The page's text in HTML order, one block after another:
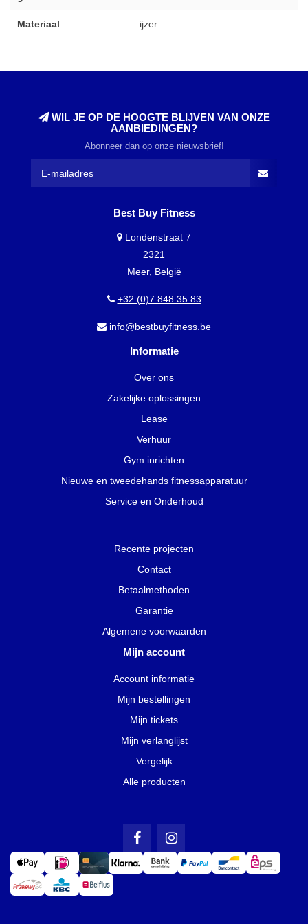
Materiaal ijzer
WIL JE OP DE HOOGTE BLIJVEN VAN ONZE
AANBIEDINGEN?
Abonneer dan op onze nieuwsbrief!
Best Buy Fitness
Londenstraat 7
2321
Meer, België
+32 (0)7 848 35 83
info@bestbuyfitness.be
Informatie
Over ons
Zakelijke oplossingen
Lease
Verhuur
Gym inrichten
Nieuwe en tweedehands fitnessapparatuur
Service en Onderhoud
Recente projecten
Contact
Betaalmethoden
Garantie
Algemene voorwaarden
Mijn account
Account informatie
Mijn bestellingen
Mijn tickets
Mijn verlanglijst
Vergelijk
Alle producten